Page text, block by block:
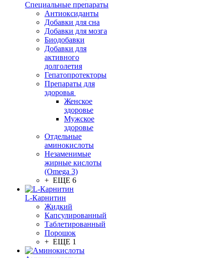
Cпециальные препараты
Антиоксиданты
Добавки для сна
Добавки для мозга
Биодобавки
Добавки для
активного
долголетия
Гепатопротекторы
Препараты для
здоровья
Женское
здоровье
Мужское
здоровье
Отдельные
аминокислоты
Незаменимые
жирные кислоты
(Omega 3)
+ ЕЩЕ 6
L-Карнитин
Жидкий
Капсулированный
Таблетированный
Порошок
+ ЕЩЕ 1